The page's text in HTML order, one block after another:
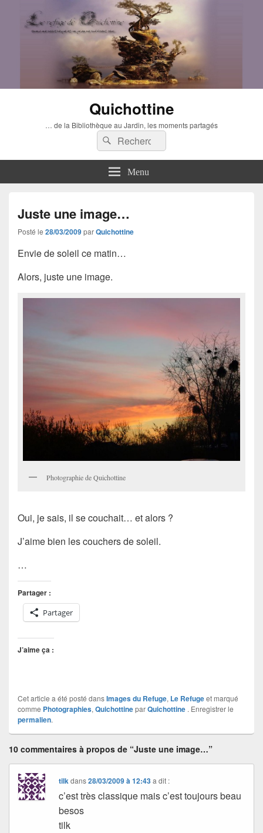
Quichottine
… de la Bibliothèque au Jardin, les moments partagés
Recherche :
Rechercher
Menu
Juste une image…
Posté le 28/03/2009parQuichottine
Envie de soleil ce matin…
Alors, juste une image.
Photographie de Quichottine
Oui, je sais, il se couchait… et alors ?
J’aime bien les couchers de soleil.
…
Partager :
Partager
J’aime ça :
Cet article a été posté dansImages du Refuge, Le Refugeet marqué
comme Photographies,QuichottineparQuichottine . Enregistrer le
permalien.
10 commentaires à propos de “Juste une image…”
tilkdans28/03/2009 à 12:43 a dit :
c’est très classique mais c’est toujours beau
besos
tilk